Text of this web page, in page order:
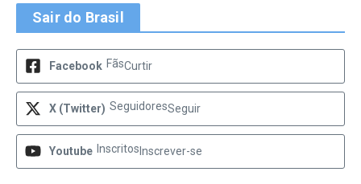
Sair do Brasil
Facebook FãsCurtir
X (Twitter) SeguidoresSeguir
Youtube Inscritos Inscrever-se